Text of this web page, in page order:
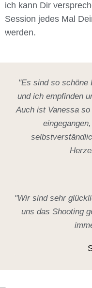
ich kann Dir
Session jedes Mal
werden.
"Es sind so schöne
und ich empfinden
Auch ist Vanessa
"Wir sind sehr
uns das Shooting